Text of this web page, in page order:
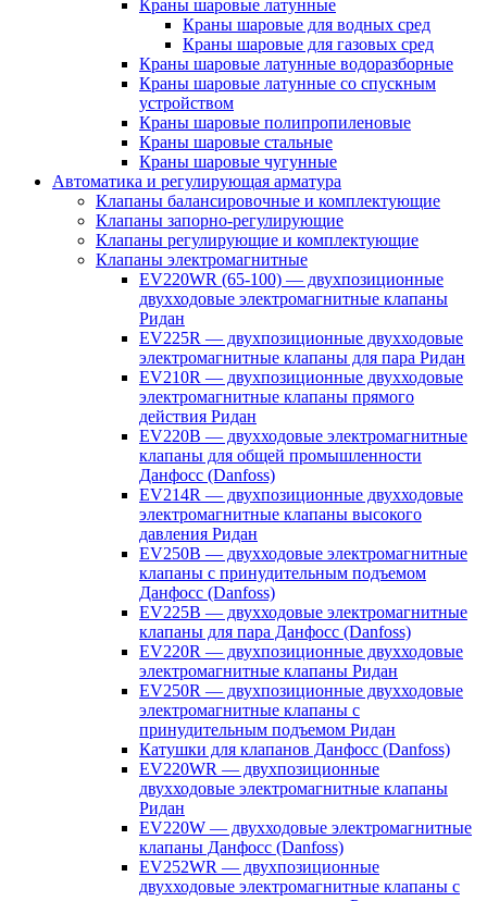
Краны шаровые латунные
Краны шаровые для водных сред
Краны шаровые для газовых сред
Краны шаровые латунные водоразборные
Краны шаровые латунные со спускным
устройством
Краны шаровые полипропиленовые
Краны шаровые стальные
Краны шаровые чугунные
Автоматика и регулирующая арматура
Клапаны балансировочные и комплектующие
Клапаны запорно-регулирующие
Клапаны регулирующие и комплектующие
Клапаны электромагнитные
EV220WR (65-100) — двухпозиционные
двухходовые электромагнитные клапаны
Ридан
EV225R — двухпозиционные двухходовые
электромагнитные клапаны для пара Ридан
EV210R — двухпозиционные двухходовые
электромагнитные клапаны прямого
действия Ридан
EV220B — двухходовые электромагнитные
клапаны для общей промышленности
Данфосс (Danfoss)
EV214R — двухпозиционные двухходовые
электромагнитные клапаны высокого
давления Ридан
EV250B — двухходовые электромагнитные
клапаны с принудительным подъемом
Данфосс (Danfoss)
EV225B — двухходовые электромагнитные
клапаны для пара Данфосс (Danfoss)
EV220R — двухпозиционные двухходовые
электромагнитные клапаны Ридан
EV250R — двухпозиционные двухходовые
электромагнитные клапаны с
принудительным подъемом Ридан
Катушки для клапанов Данфосс (Danfoss)
EV220WR — двухпозиционные
двухходовые электромагнитные клапаны
Ридан
EV220W — двухходовые электромагнитные
клапаны Данфосс (Danfoss)
EV252WR — двухпозиционные
двухходовые электромагнитные клапаны с